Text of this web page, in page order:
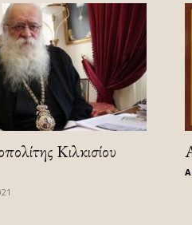
Κιλκισίου